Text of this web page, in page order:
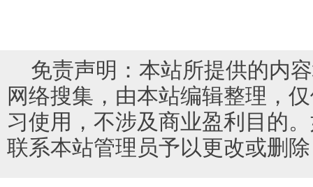
免责声明：本站所提供的内
网络搜集，由本站编辑整理，
习使用，不涉及商业盈利目的
联系本站管理员予以更改或删除